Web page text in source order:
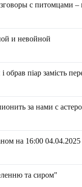
с питомцами –
и невойной
обрав піар замість
за нами с
на 16:00
та сиром"